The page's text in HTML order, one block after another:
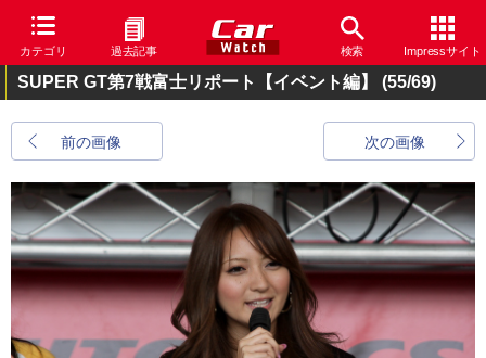
カテゴリ 過去記事 検索 Impressサイト
SUPER GT第7戦富士リポート【イベント編】 (55/69)
前の画像 次の画像